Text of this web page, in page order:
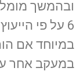
6 על פי
במיוחד אם
במעקב אחר